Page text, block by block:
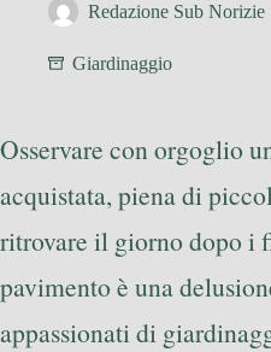
Redazione Sub Norizie
Giardinaggio
Osservare con orgoglio
acquistata, piena di
ritrovare il giorno dopo i
pavimento è una
appassionati di